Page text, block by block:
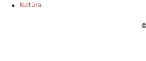
Kultúra